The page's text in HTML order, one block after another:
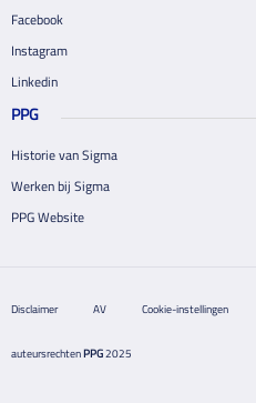
Facebook
Instagram
Linkedin
PPG
Historie van Sigma
Werken bij Sigma
PPG Website
Disclaimer AV Cookie-instellingen
auteursrechtenPPG2025